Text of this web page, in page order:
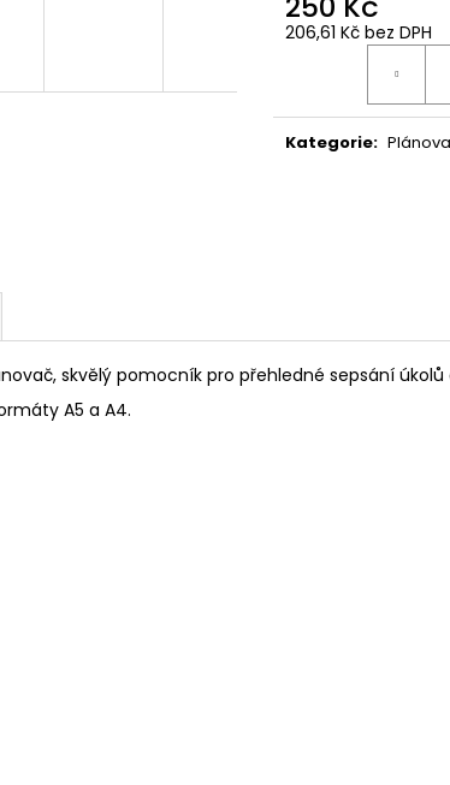
206,61 Kč bez DPH
Kategorie:
skvělý pomocník pro přehledné sepsání
A5 a A4.
TAJEMNÝ BALÍČEK Z PŘÍČNÉ